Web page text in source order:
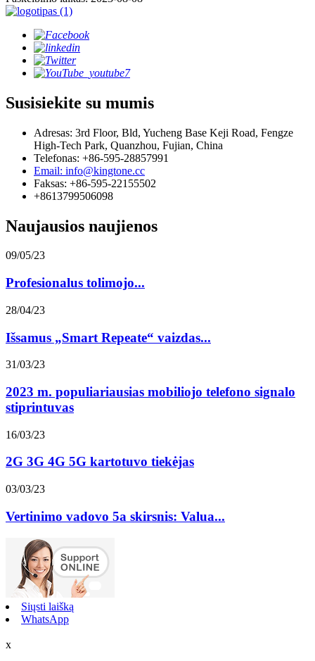
Susisiekite su mumis
Adresas: 3rd Floor, Bld, Yucheng Base Keji Road, Fengze
High-Tech Park, Quanzhou, Fujian, China
Telefonas: +86-595-28857991
Email: info@kingtone.cc
Faksas: +86-595-22155502
+8613799506098
Naujausios naujienos
09/05/23
Profesionalus tolimojo...
28/04/23
Išsamus „Smart Repeate“ vaizdas...
31/03/23
2023 m. populiariausias mobiliojo telefono signalo
stiprintuvas
16/03/23
2G 3G 4G 5G kartotuvo tiekėjas
03/03/23
Vertinimo vadovo 5a skirsnis: Valua...
Siųsti laišką
WhatsApp
x